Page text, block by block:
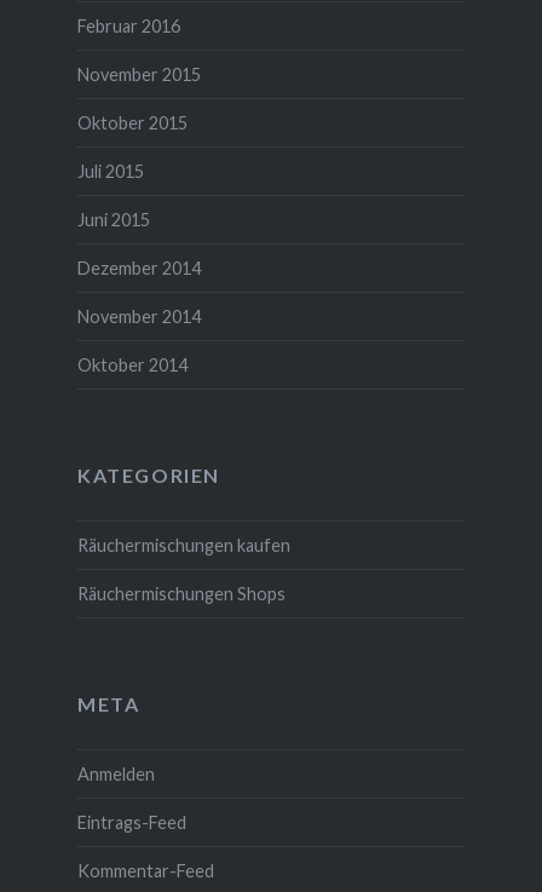
Februar 2016
November 2015
Oktober 2015
Juli 2015
Juni 2015
Dezember 2014
November 2014
Oktober 2014
KATEGORIEN
Räuchermischungen kaufen
Räuchermischungen Shops
META
Anmelden
Eintrags-Feed
Kommentar-Feed